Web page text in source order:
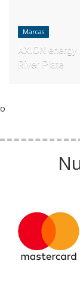
Marcas
AXION
River Plate
o